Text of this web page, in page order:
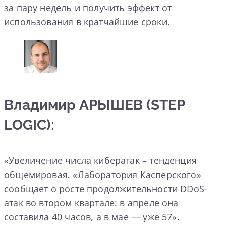
за пару недель и получить эффект от
использования в кратчайшие сроки.
Владимир АРЫШЕВ (STEP
LOGIC):
«Увеличение числа кибератак – тенденция
общемировая. «Лаборатория Касперского»
сообщает о росте продолжительности DDoS-
атак во втором квартале: в апреле она
составила 40 часов, а в мае — уже 57».